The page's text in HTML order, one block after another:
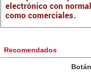
Recomendados
Botánica Agroalimentaria